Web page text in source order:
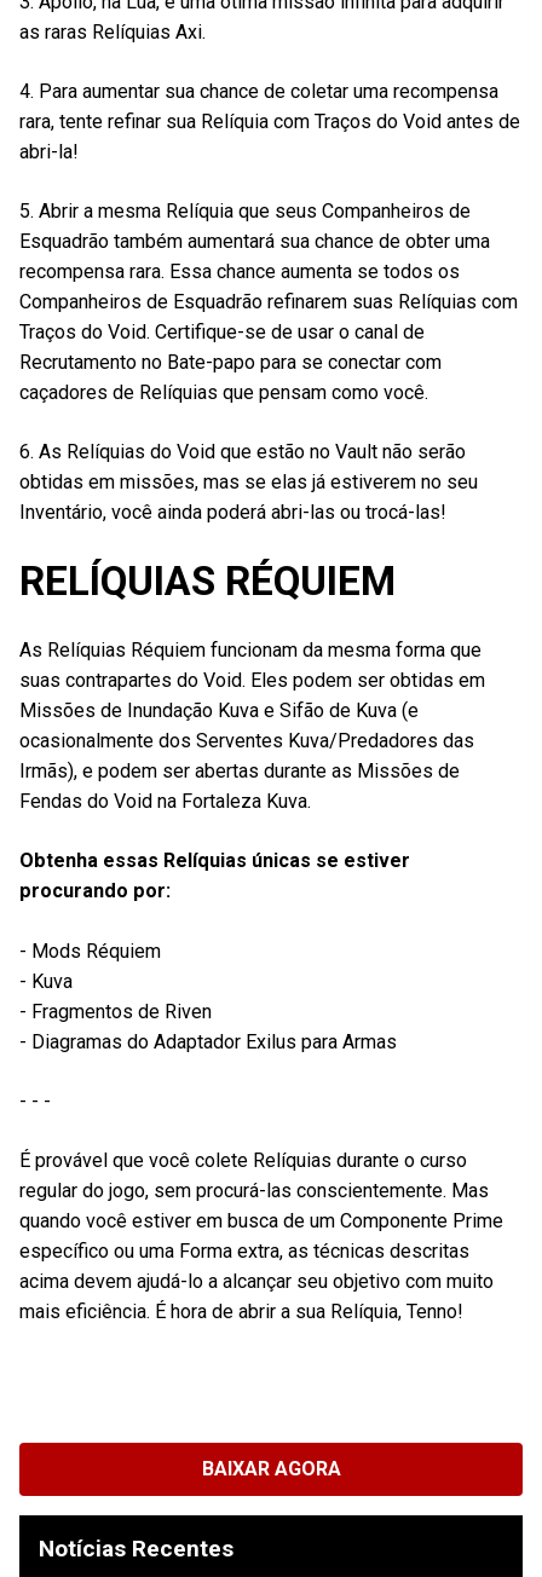
as raras Relíquias Axi.
4. Para aumentar sua chance de coletar uma recompensa
rara, tente refinar sua Relíquia com Traços do Void antes de
abri-la!
5. Abrir a mesma Relíquia que seus Companheiros de
Esquadrão também aumentará sua chance de obter uma
recompensa rara. Essa chance aumenta se todos os
Companheiros de Esquadrão refinarem suas Relíquias com
Traços do Void. Certifique-se de usar o canal de
Recrutamento no Bate-papo para se conectar com
caçadores de Relíquias que pensam como você.
6. As Relíquias do Void que estão no Vault não serão
obtidas em missões, mas se elas já estiverem no seu
Inventário, você ainda poderá abri-las ou trocá-las!
RELÍQUIAS RÉQUIEM
As Relíquias Réquiem funcionam da mesma forma que
suas contrapartes do Void. Eles podem ser obtidas em
Missões de Inundação Kuva e Sifão de Kuva (e
ocasionalmente dos Serventes Kuva/Predadores das
Irmãs), e podem ser abertas durante as Missões de
Fendas do Void na Fortaleza Kuva.
Obtenha essas Relíquias únicas se estiver
procurando por:
- Mods Réquiem
- Kuva
- Fragmentos de Riven
- Diagramas do Adaptador Exilus para Armas
- - -
É provável que você colete Relíquias durante o curso
regular do jogo, sem procurá-las conscientemente. Mas
quando você estiver em busca de um Componente Prime
específico ou uma Forma extra, as técnicas descritas
acima devem ajudá-lo a alcançar seu objetivo com muito
mais eficiência. É hora de abrir a sua Relíquia, Tenno!
BAIXAR AGORA
Notícias Recentes